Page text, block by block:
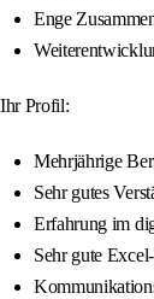
Enge
Ihr Profil:
Mehrjährige
Sehr gutes
Erfahrung im
Sehr gute